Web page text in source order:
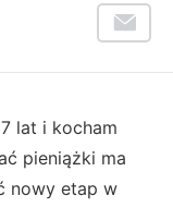
lat i kocham
pieniążki ma
nowy etap w